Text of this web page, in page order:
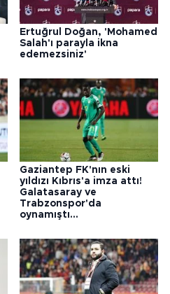
Ertuğrul Doğan, 'Mohamed
Salah'ı parayla ikna
edemezsiniz'
Gaziantep FK'nın eski
yıldızı Kıbrıs'a imza attı!
Galatasaray ve
Trabzonspor'da
oynamıştı...